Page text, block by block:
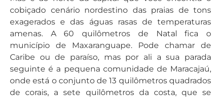
cobiçado cenário nordestino das praias de tons
exagerados e das águas rasas de temperaturas
amenas. A 60 quilômetros de Natal fica o
município de Maxaranguape. Pode chamar de
Caribe ou de paraíso, mas por ali a sua parada
seguinte é a pequena comunidade de Maracajaú,
onde está o conjunto de 13 quilômetros quadrados
de corais, a sete quilômetros da costa, que se